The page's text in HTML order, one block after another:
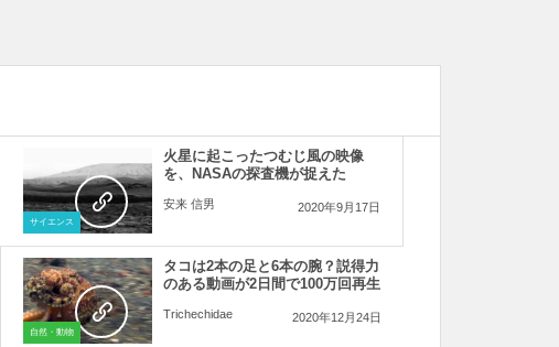
サイエンス
火星に起こったつむじ風の映像
を、NASAの探査機が捉えた
安来 信男 2020年9月17日
自然・動物
タコは2本の足と6本の腕？説得力
のある動画が2日間で100万回再生
Trichechidae 2020年12月24日